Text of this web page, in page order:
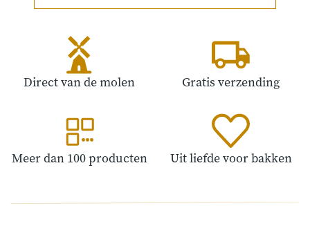
Direct van de molen Gratis verzending
Meer dan 100 producten Uit liefde voor bakken